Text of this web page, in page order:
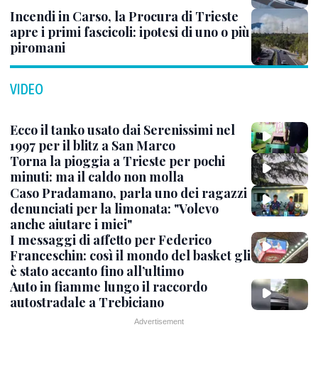
Incendi in Carso, la Procura di Trieste
apre i primi fascicoli: ipotesi di uno o più
piromani
VIDEO
Ecco il tanko usato dai Serenissimi nel
1997 per il blitz a San Marco
Torna la pioggia a Trieste per pochi
minuti: ma il caldo non molla
Caso Pradamano, parla uno dei ragazzi
denunciati per la limonata: "Volevo
anche aiutare i miei"
I messaggi di affetto per Federico
Franceschin: così il mondo del basket gli
è stato accanto fino all’ultimo
Auto in fiamme lungo il raccordo
autostradale a Trebiciano